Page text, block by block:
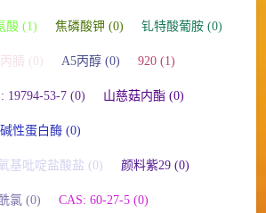
酸 (1) 焦磷酸钾 (0) 钆特酸葡胺 (0)
腈 (0) A5丙醇 (0) 920 (1)
19794-53-7 (0) 山慈菇内酯 (0)
碱性蛋白酶 (0)
基吡啶盐酸盐 (0) 颜料紫29 (0)
氯 (0) CAS: 60-27-5 (0)